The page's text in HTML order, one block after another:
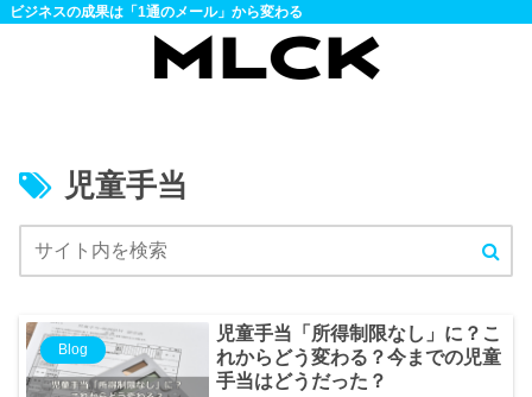
ビジネスの成果は「1通のメール」から変わる
児童手当
Blog
児童手当「所得制限なし」に？こ
れからどう変わる？今までの児童
手当はどうだった？